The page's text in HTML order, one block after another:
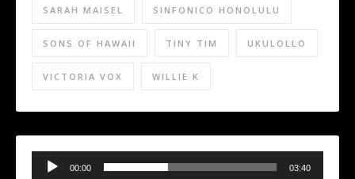
SARAH MAISEL SINFONICO HONOLULU
SONS OF HAWAII TINY TIM UKULOLLO
VICTORIA VOX WILLIE K
Audio
Player
00:00 03:40